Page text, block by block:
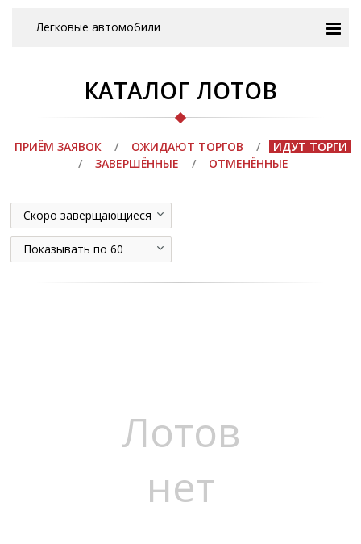
Легковые автомобили
КАТАЛОГ ЛОТОВ
ПРИЁМ ЗАЯВОК / ОЖИДАЮТ ТОРГОВ /
ИДУТ ТОРГИ
/
ЗАВЕРШЁННЫЕ / ОТМЕНЁННЫЕ
Скоро заверщающиеся
Показывать по 60
Лотов
нет